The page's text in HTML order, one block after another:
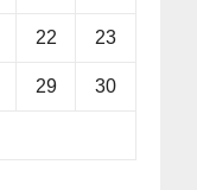
22 23
29 30